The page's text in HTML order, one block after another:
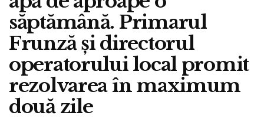
săptămână. Primarul
Frunză și directorul
operatorului local promit
rezolvarea în maximum
două zile